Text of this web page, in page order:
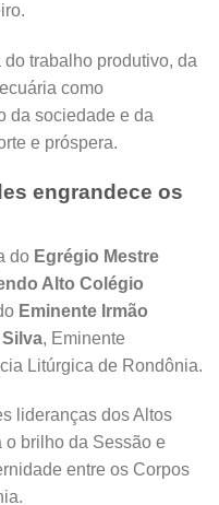
trabalho produtivo, da
como
da sociedade e da
e próspera.
engrandece os
do Egrégio Mestre
Alto Colégio
Eminente Irmão
, Eminente
Litúrgica de Rondônia.
lideranças dos Altos
brilho da Sessão e
entre os Corpos